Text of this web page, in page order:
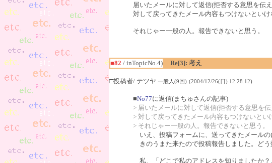
届いたメールに対して返信(拒否する意思を伝
対して戻ってきたメール内容もつけないといけ
それじゃー一般の人。報告できないと思う。
■82 / inTopicNo.4)
Re[3]: 考え
□投稿者/ テツヤ 一般人(9回)-(2004/12/26(日) 12:28:12)
■No77に返信(まちゅさんの記事)
> 届いたメールに対して返信(拒否する意思を
> 対して戻ってきたメール内容もつけないとい
> それじゃー一般の人。報告できないと思う。
いえ、投稿フォームに、送ってきたメールの
きのうまた来たので投稿報告しました。どう
私、「どこで私のアドレスを知りましたか